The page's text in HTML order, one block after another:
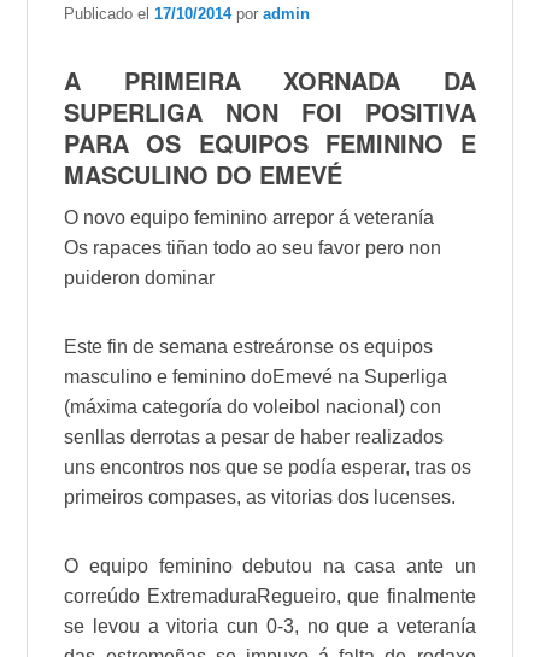
Publicado el17/10/2014 poradmin
A PRIMEIRA XORNADA DA
SUPERLIGA NON FOI POSITIVA
PARA OS EQUIPOS FEMININO E
MASCULINO DO EMEVÉ
O novo equipo feminino arrepor á veteranía
Os rapaces tiñan todo ao seu favor pero non
puideron dominar
Este fin de semana estreáronse os equipos
masculino e feminino doEmevé na Superliga
(máxima categoría do voleibol nacional) con
senllas derrotas a pesar de haber realizados
uns encontros nos que se podía esperar, tras os
primeiros compases, as vitorias dos lucenses.
O equipo feminino debutou na casa ante un
correúdo ExtremaduraRegueiro, que finalmente
se levou a vitoria cun 0-3, no que a veteranía